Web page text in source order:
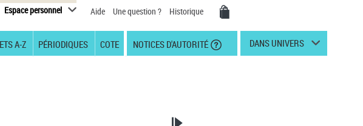
Espace personnel Aide Une question ? Historique
A-Z PÉRIODIQUES COTE NOTICES D'AUTORITÉ DANS UNIVERS